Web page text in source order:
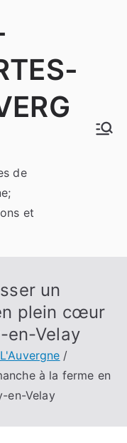
de
et
un
plein cœur
en-Velay
à la ferme en
en-Velay